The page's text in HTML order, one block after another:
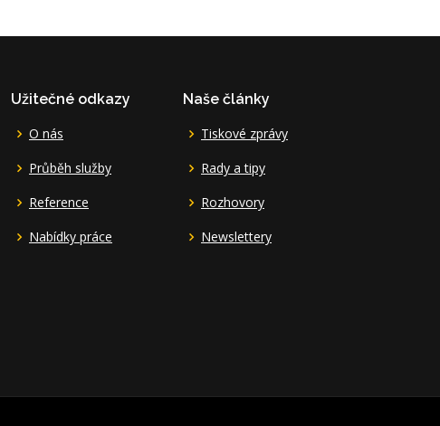
Užitečné odkazy
O nás
Průběh služby
Reference
Nabídky práce
Naše články
Tiskové zprávy
Rady a tipy
Rozhovory
Newslettery